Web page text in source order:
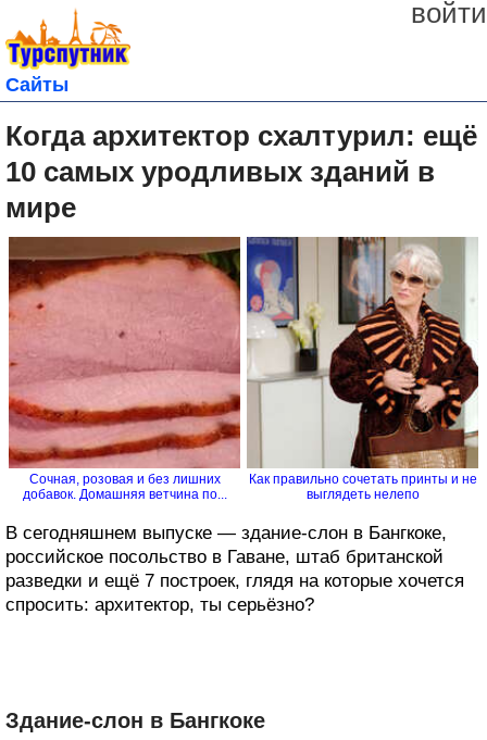
войти
Сайты
Когда архитектор схалтурил: ещё
10 самых уродливых зданий в
мире
Сочная, розовая и без лишних
добавок. Домашняя ветчина по...
Как правильно сочетать принты и не
выглядеть нелепо
В сегодняшнем выпуске — здание-слон в Бангкоке,
российское посольство в Гаване, штаб британской
разведки и ещё 7 построек, глядя на которые хочется
спросить: архитектор, ты серьёзно?
Здание-слон в Бангкоке